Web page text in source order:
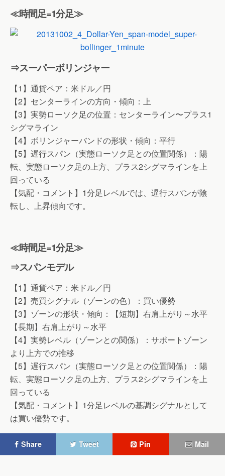
≪時間足=1分足≫
⇒スーパーボリンジャー
【1】通貨ペア：米ドル／円
【2】センターラインの方向・傾向：上
【3】実勢ローソク足の位置：センターライン〜プラス1
シグマライン
【4】ボリンジャーバンドの形状・傾向：平行
【5】遅行スパン（実態ローソク足との位置関係）：陽
転、実態ローソク足の上方、プラス2シグマラインを上
回っている
【気配・コメント】1分足レベルでは、遅行スパンが陰
転し、上昇傾向です。
≪時間足=1分足≫
⇒スパンモデル
【1】通貨ペア：米ドル／円
【2】売買シグナル（ゾーンの色）：買い優勢
【3】ゾーンの形状・傾向：【短期】右肩上がり～水平
【長期】右肩上がり～水平
【4】実勢レベル（ゾーンとの関係）：サポートゾーン
より上方での推移
【5】遅行スパン（実態ローソク足との位置関係）：陽
転、実態ローソク足の上方、プラス2シグマラインを上
回っている
【気配・コメント】1分足レベルの基調シグナルとして
は買い優勢です。
Share Tweet Pin Mail